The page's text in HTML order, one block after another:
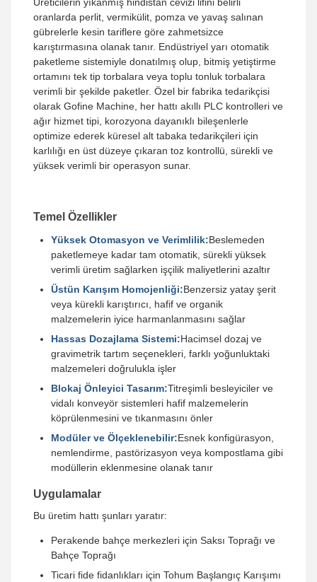
oranlarda perlit, vermikülit, pomza ve yavaş salınan
gübrelerle kesin tariflere göre zahmetsizce
karıştırmasına olanak tanır. Endüstriyel yarı otomatik
paketleme sistemiyle donatılmış olup, bitmiş yetiştirme
ortamını tek tip torbalara veya toplu tonluk torbalara
verimli bir şekilde paketler. Özel bir fabrika tedarikçisi
olarak Gofine Machine, her hattı akıllı PLC kontrolleri ve
ağır hizmet tipi, korozyona dayanıklı bileşenlerle
optimize ederek küresel alt tabaka tedarikçileri için
karlılığı en üst düzeye çıkaran toz kontrollü, sürekli ve
yüksek verimli bir operasyon sunar.
Temel Özellikler
Yüksek Otomasyon ve Verimlilik:Beslemeden
paketlemeye kadar tam otomatik, sürekli yüksek
verimli üretim sağlarken işçilik maliyetlerini azaltır
Üstün Karışım Homojenliği:Benzersiz yatay şerit
veya kürekli karıştırıcı, hafif ve organik
malzemelerin iyice harmanlanmasını sağlar
Hassas Dozajlama Sistemi:Hacimsel dozaj ve
gravimetrik tartım seçenekleri, farklı yoğunluktaki
malzemeleri doğrulukla işler
Blokaj Önleyici Tasarım:Titreşimli besleyiciler ve
vidalı konveyör sistemleri hafif malzemelerin
köprülenmesini ve tıkanmasını önler
Modüler ve Ölçeklenebilir:Esnek konfigürasyon,
nemlendirme, pastörizasyon veya kompostlama gibi
modüllerin eklenmesine olanak tanır
Uygulamalar
Bu üretim hattı şunları yaratır:
Perakende bahçe merkezleri için Saksı Toprağı ve
Bahçe Toprağı
Ticari fide fidanlıkları için Tohum Başlangıç ​​Karışımı